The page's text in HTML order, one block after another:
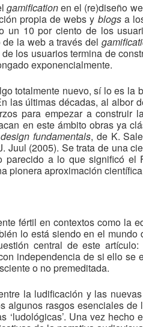
gamificationen el (re)diseño
propia de webs y blogs a
un 10 por ciento de los
la web a través del
los usuarios termina de
exponencialmente.
totalmente nuevo, sí lo es la
las últimas décadas, al albor
para empezar a construir
en este ámbito obras ya
fundamentals, de K.
Juul (2005). Se trata de una
a lo que significó el
pionera aproximación
fértil en contextos como la
lo está siendo en el
central de este
independencia de si ello se
o no premeditada.
la ludificación y las
rasgos esenciales de
Una vez hecho